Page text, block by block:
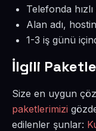
Telefonda
Alan adı,
1-3 iş günü
İlgili
Size en uygun
paketlerimizi
edilenler şunlar: